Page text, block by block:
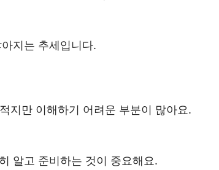
지는 추세입니다.
지만 이해하기 어려운 부분이 많아요.
알고 준비하는 것이 중요해요.